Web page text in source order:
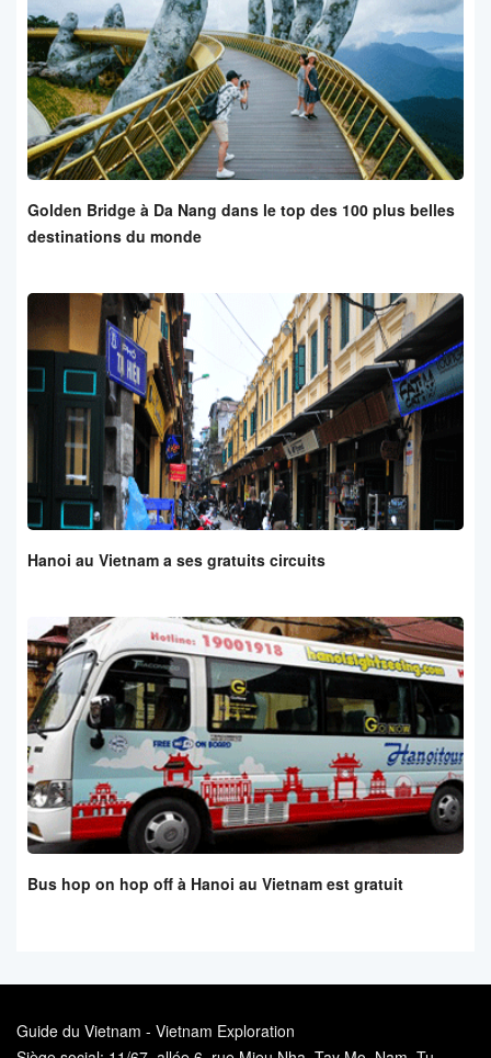
Golden Bridge à Da Nang dans le top des 100 plus belles
destinations du monde
Hanoi au Vietnam a ses gratuits circuits
Bus hop on hop off à Hanoi au Vietnam est gratuit
Guide du Vietnam - Vietnam Exploration